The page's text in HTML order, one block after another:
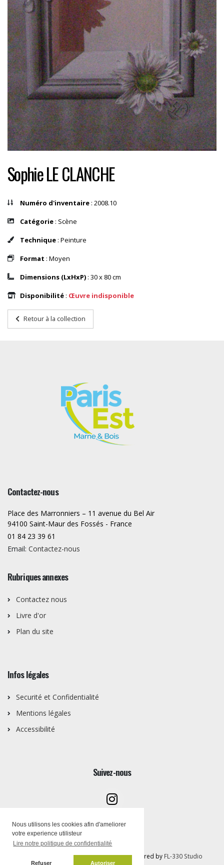
Nous utilisons les cookies afin d'ameliorer
votre experience utilisteur
Lire notre politique de confidentialité
Refuser Autoriser
Sophie LE CLANCHE
Numéro d'inventaire : 2008.10
Catégorie : Scène
Technique : Peinture
Format : Moyen
Dimensions (LxHxP) : 30 x 80 cm
Disponibilité : Œuvre indisponible
Retour à la collection
Contactez-nous
Place des Marronniers – 11 avenue du Bel Air
94100 Saint-Maur des Fossés - France
01 84 23 39 61
Email: Contactez-nous
Rubriques annexes
Contactez nous
Livre d'or
Plan du site
Infos légales
Securité et Confidentialité
Mentions légales
Accessibilité
Suivez-nous
Copyright © Artothèque PEMB 2026 | Powered by FL-330 Studio